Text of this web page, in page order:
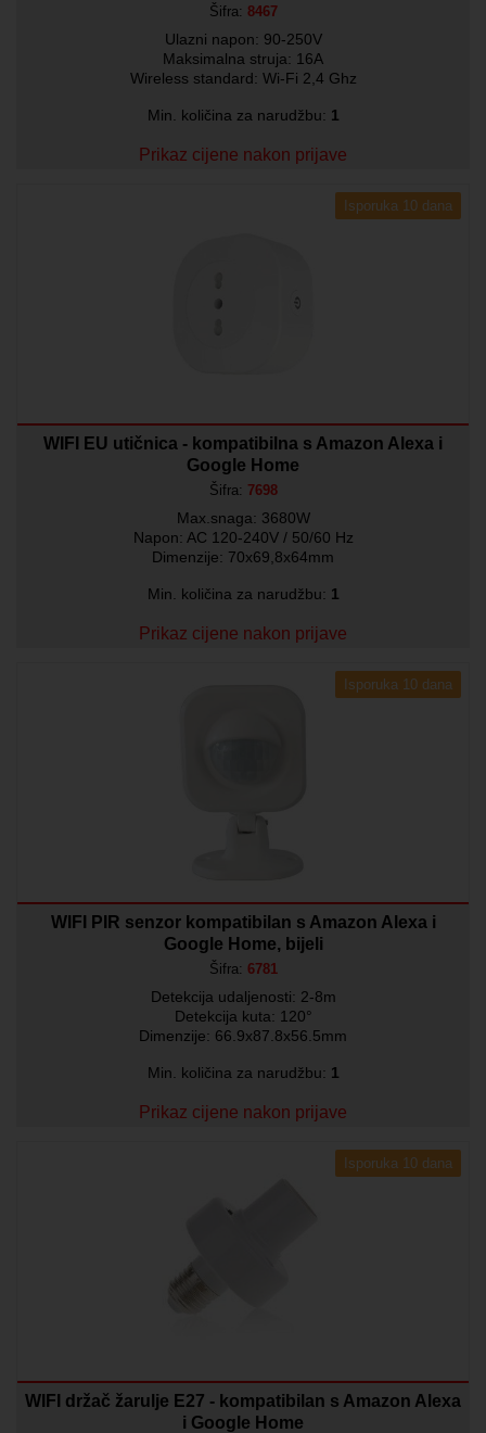
Šifra: 8467
Ulazni napon: 90-250V
Maksimalna struja: 16A
Wireless standard: Wi-Fi 2,4 Ghz
Min. količina za narudžbu: 1
Prikaz cijene nakon prijave
Isporuka 10 dana
WIFI EU utičnica - kompatibilna s Amazon Alexa i
Google Home
Šifra: 7698
Max.snaga: 3680W
Napon: AC 120-240V / 50/60 Hz
Dimenzije: 70x69,8x64mm
Min. količina za narudžbu: 1
Prikaz cijene nakon prijave
Isporuka 10 dana
WIFI PIR senzor kompatibilan s Amazon Alexa i
Google Home, bijeli
Šifra: 6781
Detekcija udaljenosti: 2-8m
Detekcija kuta: 120°
Dimenzije: 66.9x87.8x56.5mm
Min. količina za narudžbu: 1
Prikaz cijene nakon prijave
Isporuka 10 dana
WIFI držač žarulje E27 - kompatibilan s Amazon Alexa
i Google Home